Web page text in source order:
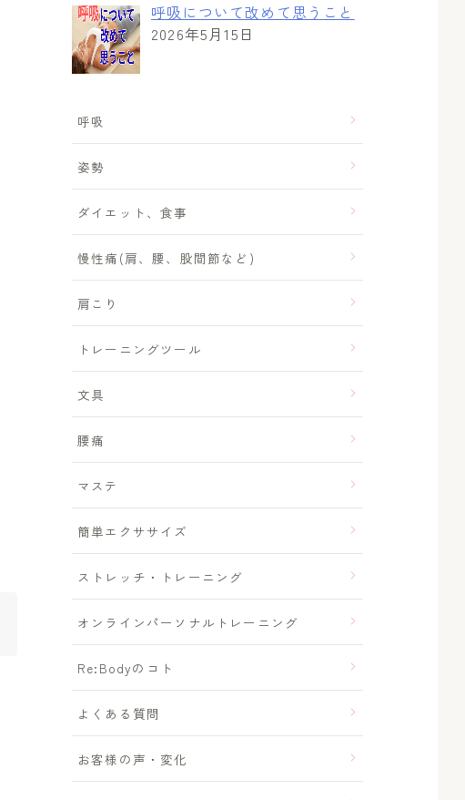
呼吸について改めて思うこと
2026年5月15日
呼吸
姿勢
ダイエット、食事
慢性痛(肩、腰、股間節など)
肩こり
トレーニングツール
文具
腰痛
マステ
簡単エクササイズ
ストレッチ・トレーニング
オンラインパーソナルトレーニング
Re:Bodyのコト
よくある質問
お客様の声・変化